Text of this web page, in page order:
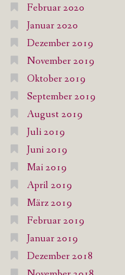
Februar 2020
Januar 2020
Dezember 2019
November 2019
Oktober 2019
September 2019
August 2019
Juli 2019
Juni 2019
Mai 2019
April 2019
März 2019
Februar 2019
Januar 2019
Dezember 2018